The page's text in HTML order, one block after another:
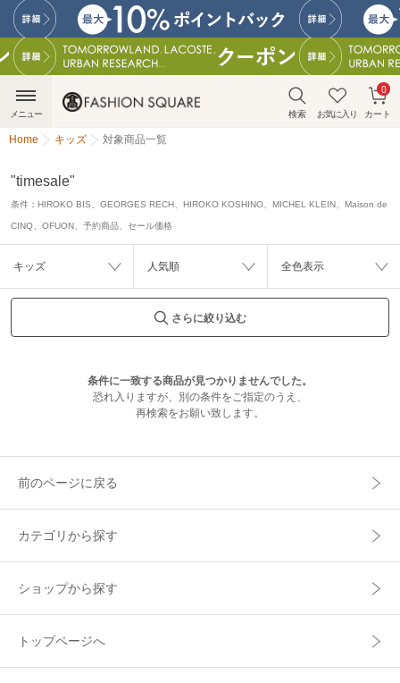
検索 お気に入り カート
0
メニュー
Home キッズ 対象商品一覧
"timesale"
条件： HIROKO BIS、GEORGES RECH、HIROKO KOSHINO、MICHEL KLEIN、Maison de
CINQ、OFUON、予約商品、セール価格
キッズ 人気順 全色表示
さらに絞り込む
条件に一致する商品が見つかりませんでした。
恐れ入りますが、別の条件をご指定のうえ、
再検索をお願い致します。
前のページに戻る
カテゴリから探す
ショップから探す
トップページへ